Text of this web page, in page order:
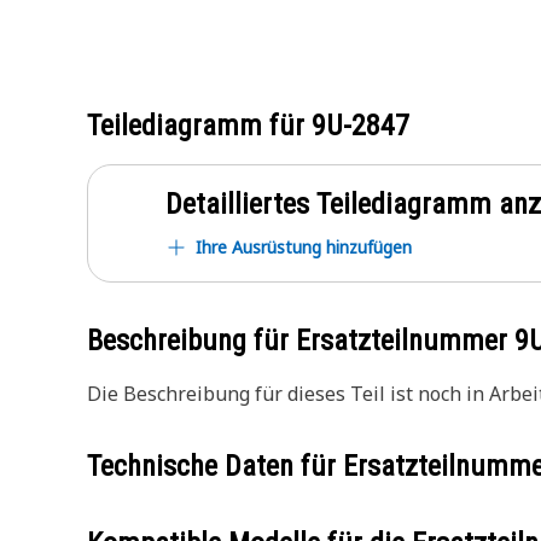
Teilediagramm für 9U-2847
Detailliertes Teilediagramm
Ihre Ausrüstung hinzufügen
Beschreibung für Ersatzteilnummer
Die Beschreibung für dieses Teil ist noch in
Technische Daten für